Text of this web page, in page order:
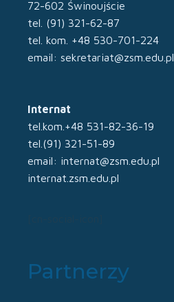
72-602 Świnoujście
tel. (91) 321-62-87
tel. kom. +48 530-701-224
email: sekretariat@zsm.edu.pl
Internat
tel.kom.+48 531-82-36-19
tel.(91) 321-51-89
email: internat@zsm.edu.pl
internat.zsm.edu.pl
Partnerzy